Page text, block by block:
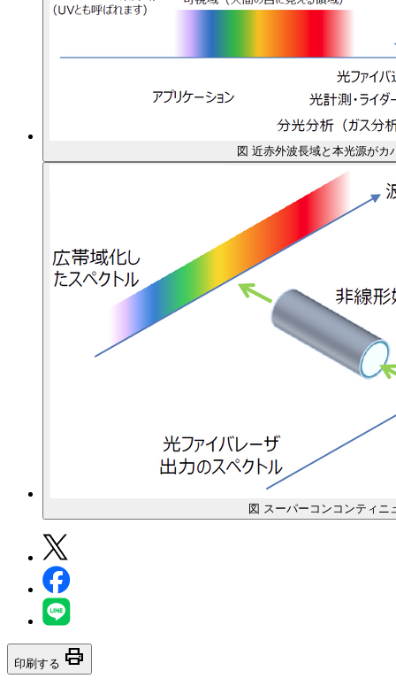
図 近赤外波長域と本光源がカ
図 スーパーコンコンティニ
印刷する print